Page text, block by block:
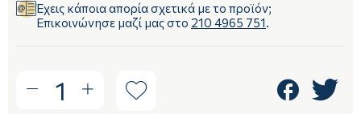
Έχεις κάποια απορία σχετικά με το προϊόν;
Επικοινώνησε μαζί μας στο 210 4965 751.
1